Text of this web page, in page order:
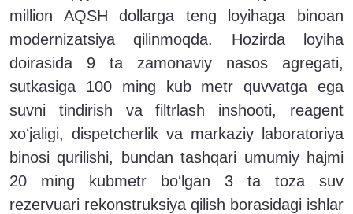
million AQSH dollarga teng loyihaga binoan
modernizatsiya qilinmoqda. Hozirda loyiha
doirasida 9 ta zamonaviy nasos agregati,
sutkasiga 100 ming kub metr quvvatga ega
suvni tindirish va filtrlash inshooti, reagent
xoʻjaligi, dispetcherlik va markaziy laboratoriya
binosi qurilishi, bundan tashqari umumiy hajmi
20 ming kubmetr boʻlgan 3 ta toza suv
rezervuari rekonstruksiya qilish borasidagi ishlar